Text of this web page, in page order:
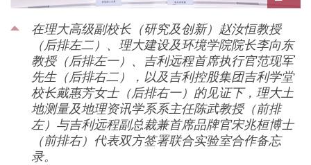
在理大高级副校长（研究及创新）赵汝恒教授
（后排左二）、理大建设及环境学院院长李向东
教授（后排左一）、吉利远程首席执行官范现军
先生（后排右二），以及吉利控股集团吉利学堂
校长戴惠芳女士（后排右一）的见证下，理大土
地测量及地理资讯学系系主任陈武教授（前排
左）与吉利远程副总裁兼首席品牌官宋兆桓博士
（前排右）代表双方签署联合实验室合作备忘
录。